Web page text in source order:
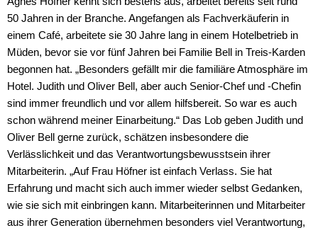
50 Jahren in der Branche. Angefangen als Fachverkäuferin in
einem Café, arbeitete sie 30 Jahre lang in einem Hotelbetrieb in
Müden, bevor sie vor fünf Jahren bei Familie Bell in Treis-Karden
begonnen hat. „Besonders gefällt mir die familiäre Atmosphäre im
Hotel. Judith und Oliver Bell, aber auch Senior-Chef und -Chefin
sind immer freundlich und vor allem hilfsbereit. So war es auch
schon während meiner Einarbeitung.“ Das Lob geben Judith und
Oliver Bell gerne zurück, schätzen insbesondere die
Verlässlichkeit und das Verantwortungsbewusstsein ihrer
Mitarbeiterin. „Auf Frau Höfner ist einfach Verlass. Sie hat
Erfahrung und macht sich auch immer wieder selbst Gedanken,
wie sie sich mit einbringen kann. Mitarbeiterinnen und Mitarbeiter
aus ihrer Generation übernehmen besonders viel Verantwortung,